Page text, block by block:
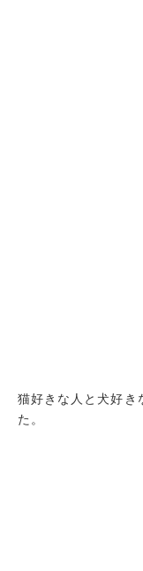
猫好きな人と犬好き
た。